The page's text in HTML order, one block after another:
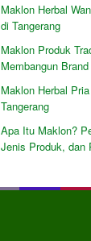
Maklon Herbal
di Tangerang
Maklon Produk
Membangun
Maklon Herbal
Tangerang
Apa Itu Maklon?
Jenis Produk, dan